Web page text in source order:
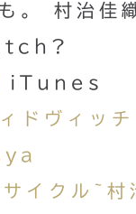
。 村治佳
iTunes
ヴィッチ
サイクル~村